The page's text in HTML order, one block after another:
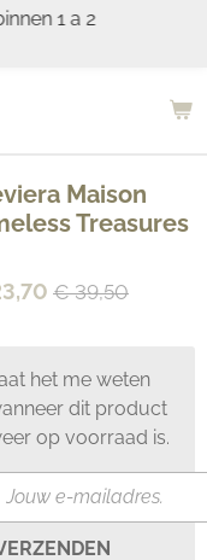
1 a 2
Maison
Treasures
€ 39,50
het me weten
dit product
op voorraad is.